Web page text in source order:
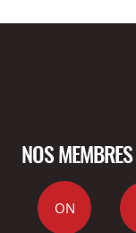
NOS
ON